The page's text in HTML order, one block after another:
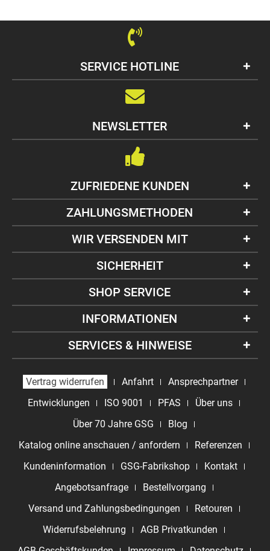
SERVICE HOTLINE
SHOP SERVICE
INFORMATIONEN
SERVICES & HINWEISE
NEWSLETTER
ZUFRIEDENE KUNDEN
ZAHLUNGSMETHODEN
WIR VERSENDEN MIT
SICHERHEIT
Vertrag widerrufen Anfahrt
Ansprechpartner
Entwicklungen
ISO 9001 PFAS
Über uns
Über 70 Jahre GSG
Blog
Katalog online anschauen / anfordern
Referenzen
Kundeninformation
GSG-Fabrikshop
Kontakt
Angebotsanfrage
Bestellvorgang
Versand und Zahlungsbedingungen
Retouren
Widerrufsbelehrung
AGB Privatkunden